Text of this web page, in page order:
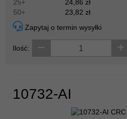
25+
24,86 zł
50+
23,82 zł
Zapytaj o termin wysyłki
Ilość:
10732-AI